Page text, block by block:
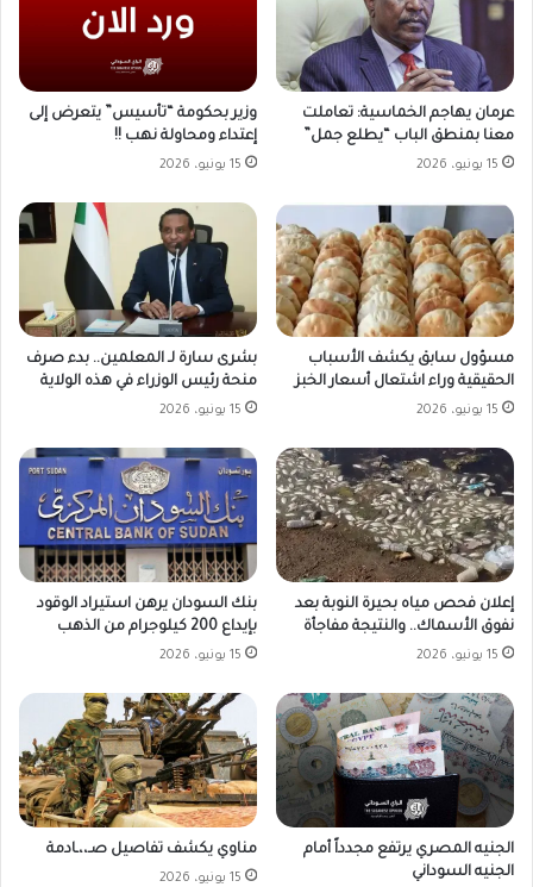
عرمان يهاجم الخماسية: تعاملت
معنا بمنطق الباب “يطلع جمل”
15 يونيو، 2026
وزير بحكومة “تأسيس” يتعرض إلى
إعتداء ومحاولة نهب !!
15 يونيو، 2026
مسؤول سابق يكشف الأسباب
الحقيقية وراء اشتعال أسعار الخبز
15 يونيو، 2026
بشرى سارة لـ المعلمين.. بدء صرف
منحة رئيس الوزراء في هذه الولاية
15 يونيو، 2026
إعلان فحص مياه بحيرة النوبة بعد
نفوق الأسماك.. والنتيجة مفاجأة
15 يونيو، 2026
بنك السودان يرهن استيراد الوقود
بإيداع 200 كيلوجرام من الذهب
15 يونيو، 2026
الجنيه المصري يرتفع مجدداً أمام
الجنيه السوداني
مناوي يكشف تفاصيل صـ،،ـادمة
15 يونيو، 2026